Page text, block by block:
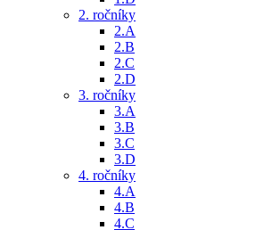
2. ročníky
2.A
2.B
2.C
2.D
3. ročníky
3.A
3.B
3.C
3.D
4. ročníky
4.A
4.B
4.C